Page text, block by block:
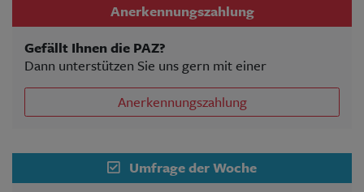
Anerkennungszahlung
Gefällt Ihnen die PAZ?
Dann unterstützen Sie uns gern mit einer
Anerkennungszahlung
Umfrage der Woche